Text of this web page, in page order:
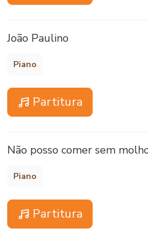
João Paulino
Piano
Partitura
Não posso comer sem
Piano
Partitura